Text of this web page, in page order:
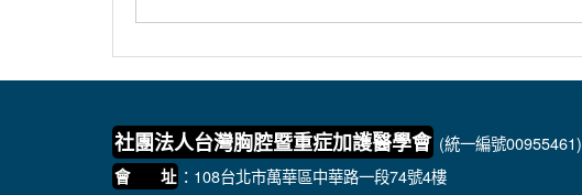
社團法人台灣胸腔暨重症加護醫學會 (統一編號00955461)
會 址 ：108台北市萬華區中華路一段74號4樓